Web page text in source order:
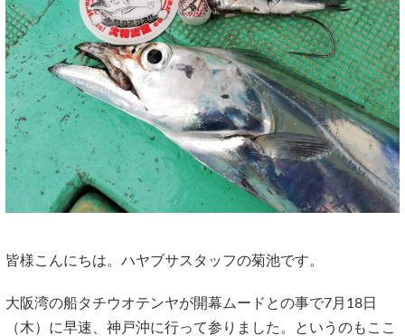
皆様こんにちは。ハヤブサスタッフの菊池です。
大阪湾の船タチウオテンヤが開幕ムードとの事で7月18日
（木）に早速、神戸沖に行って参りました。というのもここ